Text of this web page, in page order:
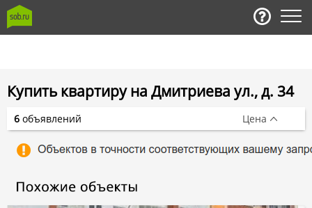
Купить квартиру на Дмитриева ул., д. 34
6 объявлений Цена